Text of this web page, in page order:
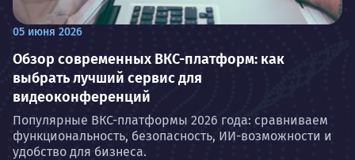
05 июня 2026
Обзор современных ВКС-платформ: как
выбрать лучший сервис для
видеоконференций
Популярные ВКС-платформы 2026 года: сравниваем
функциональность, безопасность, ИИ-возможности и
удобство для бизнеса.